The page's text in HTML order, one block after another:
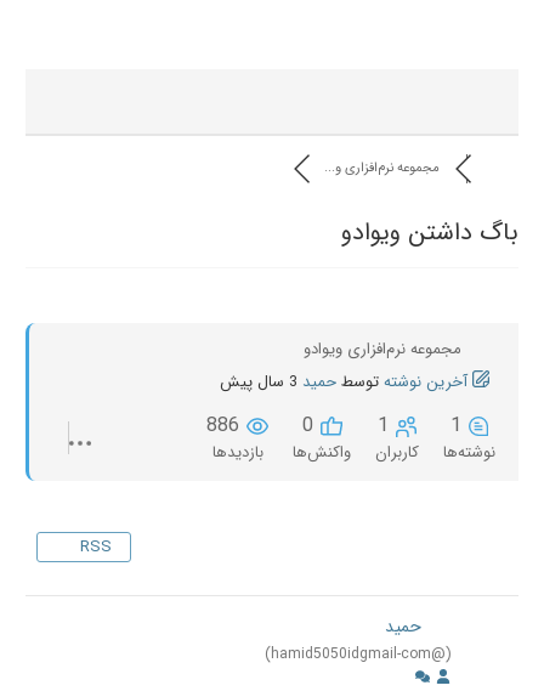
مجموعه نرم‌افزاری و...
باگ داشتن ویوادو
مجموعه نرم‌افزاری ویوادو
آخرین نوشتهتوسطحمید 3 سال پیش
1
نوشته‌ها
1
کاربران
0
واکنش‌ها
886
بازدیدها
RSS
حمید
(@hamid5050idgmail-com)